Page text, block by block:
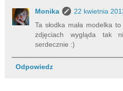
Monika
22 kwietnia
Ta słodka mała modelka
zdjęciach wygląda tak
serdecznie :)
Odpowiedz